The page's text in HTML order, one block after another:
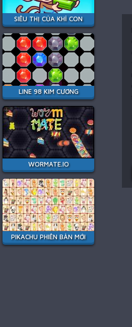
SIÊU THỊ CỦA KHỈ CON
LINE 98 KIM CƯƠNG
WORMATE.IO
PIKACHU PHIÊN BẢN MỚI